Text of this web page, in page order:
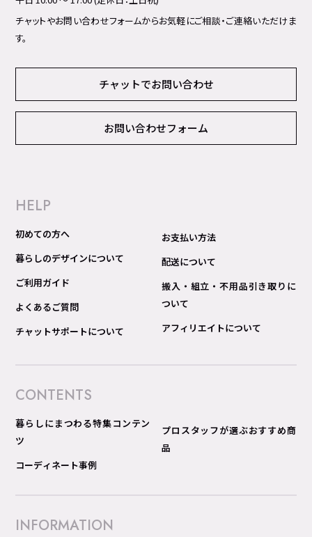
チャットやお問い合わせフォームからお気軽にご相談・ご連絡いただけま
す。
チャットでお問い合わせ
お問い合わせフォーム
HELP
初めての方へ
暮らしのデザインについて
ご利用ガイド
よくあるご質問
チャットサポートについて
お支払い方法
配送について
搬入・組立・不用品引き取りに
ついて
アフィリエイトについて
CONTENTS
暮らしにまつわる特集コンテン
ツ
コーディネート事例
プロスタッフが選ぶおすすめ商
品
INFORMATION